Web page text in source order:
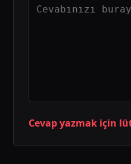
Cevap yazmak için